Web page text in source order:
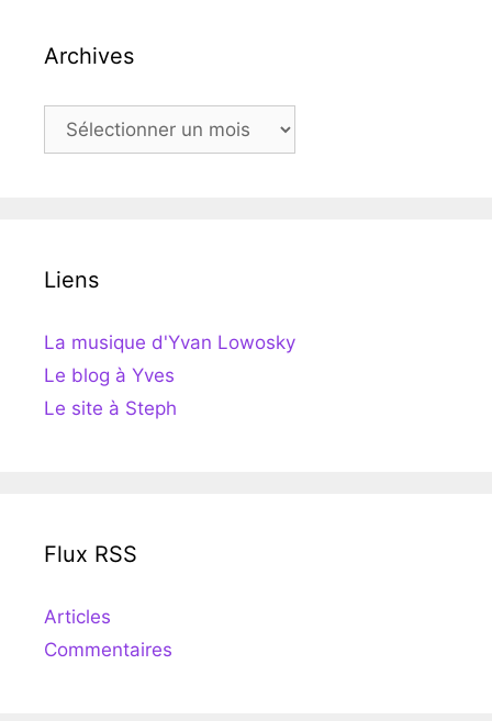
Archives
Archives
Liens
La musique d'Yvan Lowosky
Le blog à Yves
Le site à Steph
Flux RSS
Articles
Commentaires